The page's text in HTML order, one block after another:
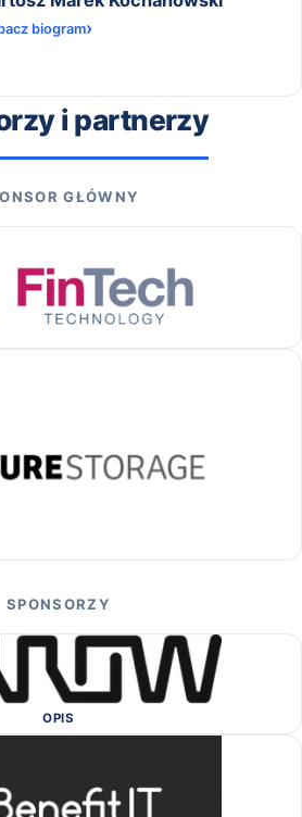
biogram
i partnerzy
GŁÓWNY
SPONSORZY
OPIS